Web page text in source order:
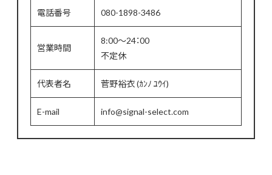
電話番号 080-1898-3486
営業時間
8:00～24：00
不定休
代表者名 菅野裕衣 (ｶﾝﾉ ﾕｳｲ)
E-mail info@signal-select.com